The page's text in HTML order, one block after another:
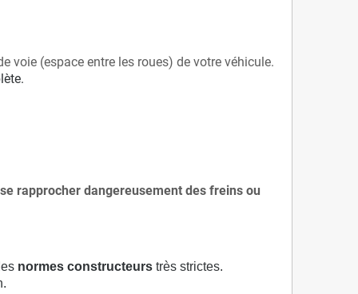
voie (espace entre les roues) de votre véhicule.
rapprocher dangereusement des freins ou
normes constructeurs très strictes.